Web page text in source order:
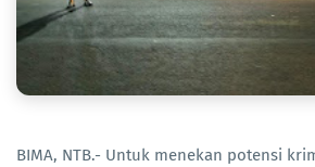
BIMA, NTB.- Untuk menekan potensi